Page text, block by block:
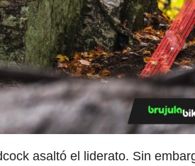
asaltó el liderato. Sin